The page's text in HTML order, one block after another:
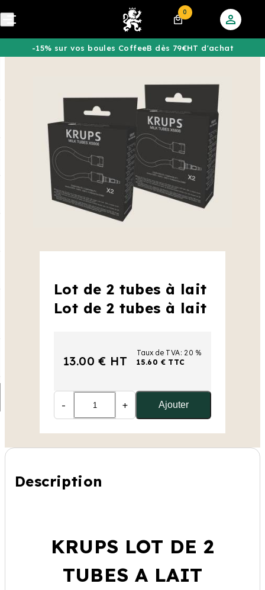
0
-15% sur vos boules CoffeeB dès 79€HT d'achat
Lot de 2 tubes à lait
Lot de 2 tubes à lait
13.00 € HT
Taux de TVA: 20 %
15.60 € TTC
- + Ajouter
Description
KRUPS LOT DE 2
TUBES A LAIT